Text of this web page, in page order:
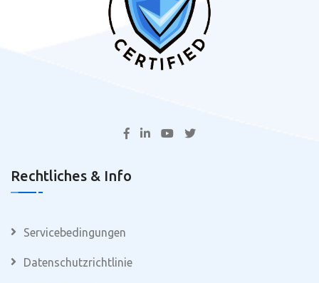
Rechtliches & Info
Servicebedingungen
Datenschutzrichtlinie